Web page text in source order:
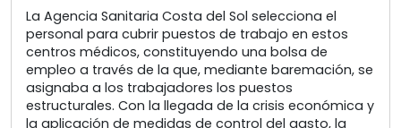
La Agencia Sanitaria Costa del Sol selecciona el
personal para cubrir puestos de trabajo en estos
centros médicos, constituyendo una bolsa de
empleo a través de la que, mediante baremación, se
asignaba a los trabajadores los puestos
estructurales. Con la llegada de la crisis económica y
la aplicación de medidas de control del gasto, la